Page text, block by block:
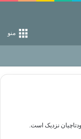
منو
راه خداست‌!
نزدیک است.